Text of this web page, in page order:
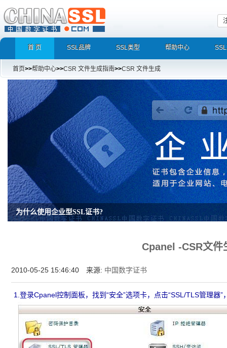
首 页 SSL品牌 SSL类型 帮助中心
首页>>帮助中心>>CSR 文件生成指南>>CSR 文件生成
为什么使用企业型SSL证书?
Cpanel -CSR文件
2010-05-25 15:46:40 来源: 中国数字证书
1.登录Cpanel控制面板，找到“安全”选项卡，点击“SSL/TLS管理器”